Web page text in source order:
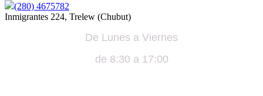
(280) 4675782
Inmigrantes 224, Trelew (Chubut)
De Lunes a Viernes
de 8:30 a 17:00